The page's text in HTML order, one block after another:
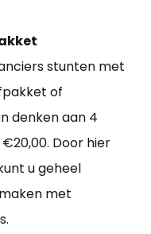
stunten met
of
denken aan 4
Door hier
u geheel
met